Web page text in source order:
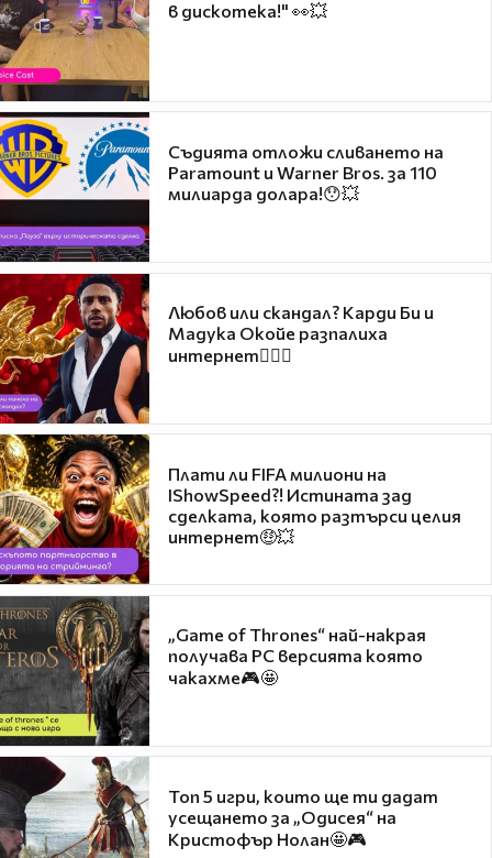
в дискотека!" 👀💥
Съдията отложи сливането на
Paramount и Warner Bros. за 110
милиарда долара!😯💥
Любов или скандал? Карди Би и
Мадука Окойе разпалиха
интернет❤️‍🔥🔥
Плати ли FIFA милиони на
IShowSpeed?! Истината зад
сделката, която разтърси целия
интернет🤑💥
„Game of Thrones“ най-накрая
получава PC версията която
чакахме🎮🤩
Топ 5 игри, които ще ти дадат
усещането за „Одисея“ на
Кристофър Нолан🤩🎮